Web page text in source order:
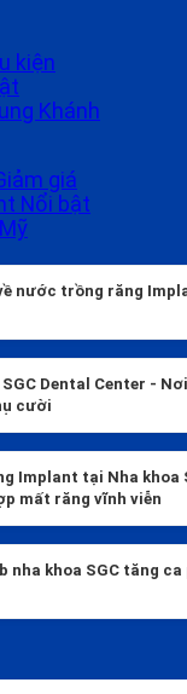
kiện
Khánh
nước trồng răng
SGC Dental Center -
cười
Implant tại Nha khoa
mất răng vĩnh viễn
nha khoa SGC tăng